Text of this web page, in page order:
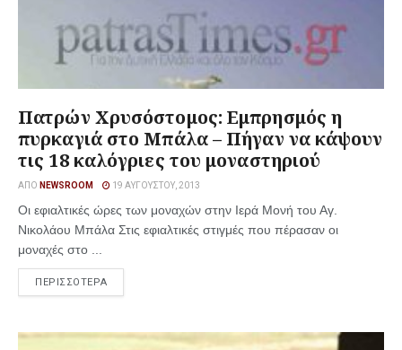
Πατρών Χρυσόστομος: Εμπρησμός η
πυρκαγιά στο Μπάλα – Πήγαν να κάψουν
τις 18 καλόγριες του μοναστηριού
ΑΠΌ NEWSROOM 19 ΑΥΓΟΎΣΤΟΥ, 2013
Οι εφιαλτικές ώρες των μοναχών στην Ιερά Μονή του Αγ.
Νικολάου Μπάλα Στις εφιαλτικές στιγμές που πέρασαν οι
μοναχές στο ...
ΠΕΡΙΣΣΟΤΕΡΑ